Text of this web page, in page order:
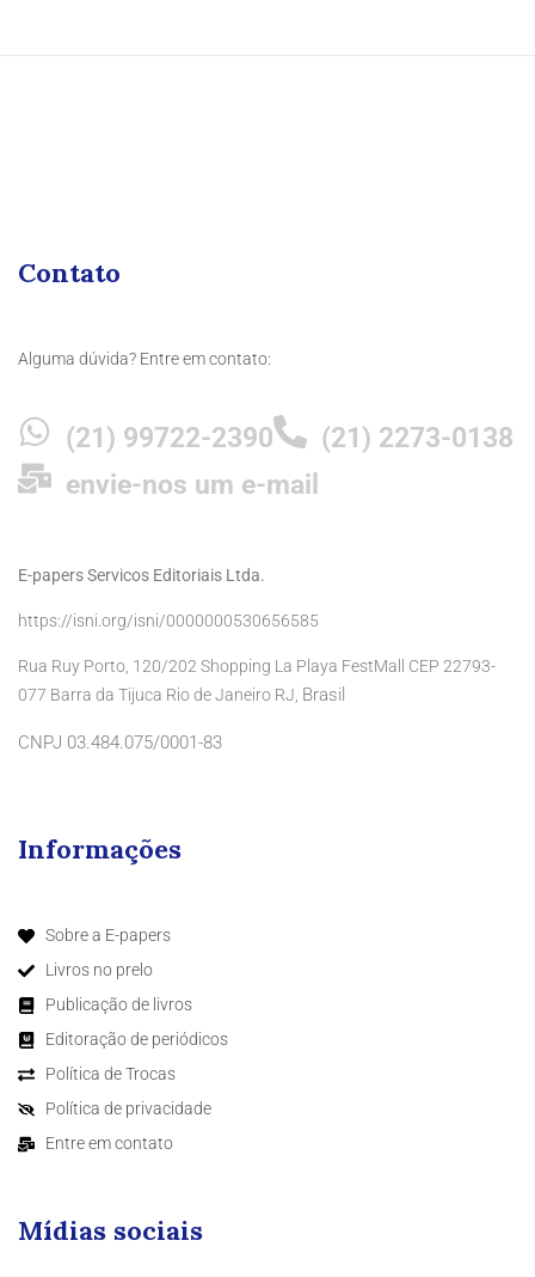
Contato
Alguma dúvida? Entre em contato:
(21) 99722-2390
(21) 2273-0138
envie-nos um e-mail
E-papers Servicos Editoriais Ltda.
https://isni.org/isni/0000000530656585
Rua Ruy Porto, 120/202 Shopping La Playa FestMall CEP 22793-
077 Barra da Tijuca Rio de Janeiro RJ, Brasil
CNPJ 03.484.075/0001-83
Informações
Sobre a E-papers
Livros no prelo
Publicação de livros
Editoração de periódicos
Política de Trocas
Política de privacidade
Entre em contato
Mídias sociais